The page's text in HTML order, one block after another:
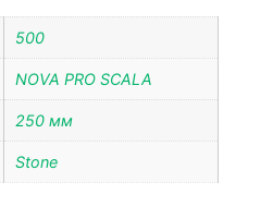
500
NOVA PRO SCALA
250 мм
Stone